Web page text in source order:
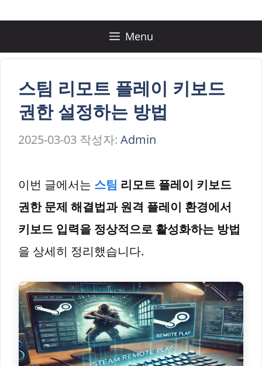
츠
Menu
스팀 리모트 플레이 키보드
권한 설정하는 방법
2025-03-03 작성자: Admin
이번 글에서는 스팀 리모트 플레이 키보드
권한 문제 해결법과 원격 플레이 환경에서
키보드 입력을 정상적으로 활성화하는 방법
을 상세히 정리했습니다.